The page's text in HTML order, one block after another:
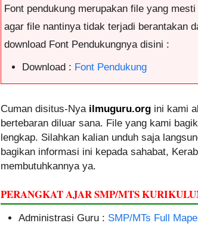
Font pendukung merupakan file yang
agar file nantinya tidak terjadi berantakan
download Font Pendukungnya disini :
Download : Font Pendukung
Cuman disitus-Nya ilmuguru.org ini kami
bertebaran diluar sana. File yang kami
lengkap. Silahkan kalian unduh saja
bagikan informasi ini kepada sahabat,
membutuhkannya ya.
PERANGKAT AJAR SMP/MTS
Administrasi Guru : SMP/MTs Full